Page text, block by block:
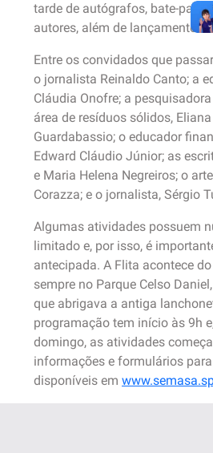
tarde de autógrafos, bate-papo
autores, além de lançamentos
Entre os convidados que
o jornalista Reinaldo Canto; a
Cláudia Onofre; a
área de resíduos sólidos,
Guardabassio; o educador
Edward Cláudio Júnior; as
e Maria Helena Negreiros; o
Corazza; e o jornalista, Sérgio
Algumas atividades possuem
limitado e, por isso, é
antecipada. A Flita acontece
sempre no Parque Celso
que abrigava a antiga
programação tem início às 9h
domingo, as atividades
informações e formulários
disponíveis em